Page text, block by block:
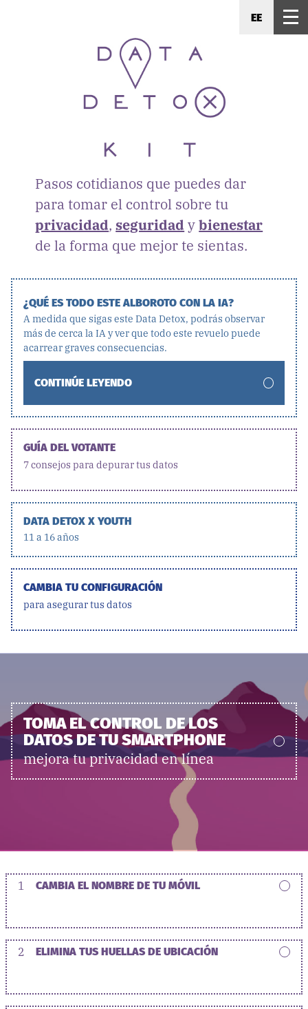
EE
Pasos cotidianos que puedes dar
para tomar el control sobre tu
privacidad,seguridad ybienestar
de la forma que mejor te sientas.
¿QUÉ ES TODO ESTE ALBOROTO CON LA IA?
A medida que sigas este Data Detox, podrás observar
más de cerca la IA y ver que todo este revuelo puede
acarrear graves consecuencias.
CONTINÚE LEYENDO
GUÍA DEL VOTANTE
7 consejos para depurar tus datos
DATA DETOX X YOUTH
11 a 16 años
CAMBIA TU CONFIGURACIÓN
para asegurar tus datos
TOMA EL CONTROL DE LOS
DATOS DE TU SMARTPHONE
mejora tu privacidad en línea
1 CAMBIA EL NOMBRE DE TU MÓVIL
2 ELIMINA TUS HUELLAS DE UBICACIÓN